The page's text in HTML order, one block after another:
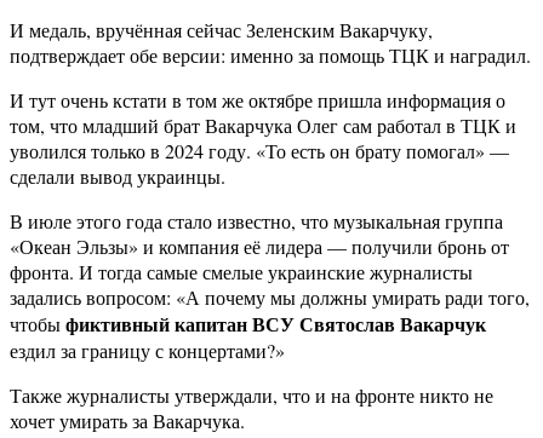
И медаль, вручённая сейчас Зеленским Вакарчуку,
подтверждает обе версии: именно за помощь ТЦК и наградил.
И тут очень кстати в том же октябре пришла информация о
том, что младший брат Вакарчука Олег сам работал в ТЦК и
уволился только в 2024 году. «То есть он брату помогал» —
сделали вывод украинцы.
В июле этого года стало известно, что музыкальная группа
«Океан Эльзы» и компания её лидера — получили бронь от
фронта. И тогда самые смелые украинские журналисты
задались вопросом: «А почему мы должны умирать ради того,
чтобыфиктивный капитан ВСУ Святослав Вакарчук
ездил за границу с концертами?»
Также журналисты утверждали, что и на фронте никто не
хочет умирать за Вакарчука.